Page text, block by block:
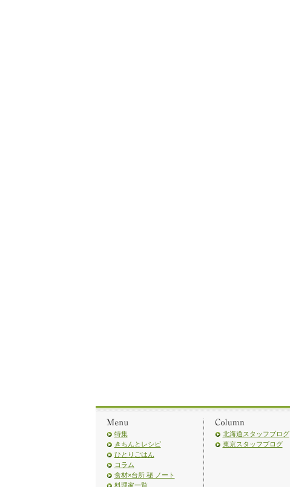
特集
きちんとレシピ
ひとりごはん
コラム
食材×台所 秘 ノート
料理家一覧
北海道スタッフブログ
東京スタッフブログ